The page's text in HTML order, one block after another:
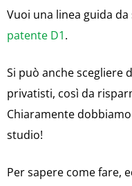
Vuoi una linea guida da
patente D1.
Si può anche scegliere
privatisti, così da
Chiaramente
studio!
Per sapere come fare,